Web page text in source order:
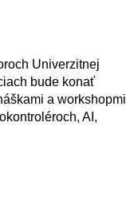
Univerzitnej
bude konať
a workshopmi
AI,